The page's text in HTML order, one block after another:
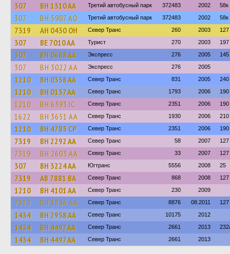
307 BH 1310 AA Третий автобусный парк 372483 2002 58к
307 BH 5907 AO Третий автобусный парк 372483 2002 58к
7319 AH 0430 OH Север Транс 260 2003 127
307 BE 7010 AA Турист 270 2003 197
307 BH 0688 AA Экспресс 276 2005 145
307 BH 3022 AA Экспресс 276 2005
1210 BH 0338 AA Север Транс 831 2005 240
1210 BH 0157 AA Север Транс 1793 2006 190
1210 BH 6393 IC Север Транс 2351 2006 190
1622 BH 3651 AA Север Транс 1930 2006 210
1210 BH 4785 CP Север Транс 2351 2006 190
7319 BH 2292 AA Север Транс 58 2007 127
7319 BH 2603 AA Север Транс 33 2007 127
307 BH 3224 AA Югтранс 5556 2008 25
7319 AB 7881 BA Север Транс 868 2008 127
1210 BH 4101 AA Север Транс 230 2009
7319 BH 3846 AA Север Транс 8876 08.2011 127
1434 BH 2958 AA Север Транс 10175 2012
1434 BH 4497 AA Север Транс 2661 2013
1434 BH 4497 AA Север Транс 2661 2013